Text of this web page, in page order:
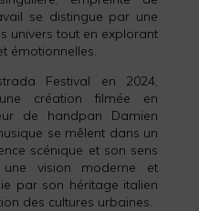
se distingue par une
univers tout en explorant
émotionnelles.
Festival en 2024,
création filmée en
de handpan Damien
se mêlent dans un
scénique et son sens
vision moderne et
par son héritage italien
des cultures urbaines.